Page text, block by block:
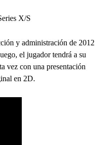
X/S
y administración de 2012
el jugador tendrá a su
vez con una presentación
en 2D.